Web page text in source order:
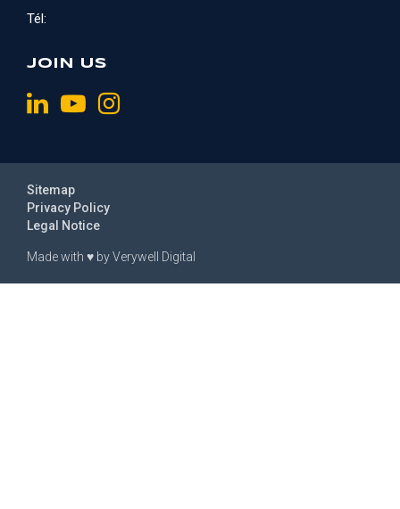
Tél:
JOIN US
Made with ♥ byVerywell Digital
Legal Notice
Privacy Policy
Sitemap